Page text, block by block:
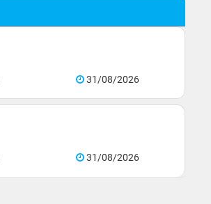
31/08/2026
31/08/2026